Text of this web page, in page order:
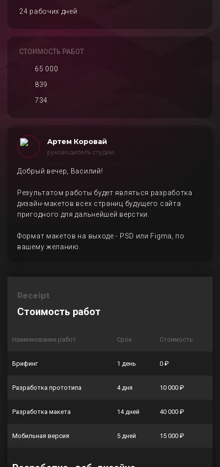
24 рабочих дней
СТОИМОСТЬ РАБОТ
65 000
839
734
Артем Коровай
руководитель студии
Добрый вечер, Василий!
Результатом работы будет являться разработка
дизайн-макетов всех страниц будущего сайта
пригодного для дальнейшей верстки.
Формат макетов на выходе - PSD или Figma, по
вашему желанию.
Receipt
Стоимость работ
Наименование работ Срок Стоимость
Брифинг 1 день 0 ₽
Разработка прототипа 4 дня 10 000 ₽
Разработка макета 14 дней 40 000 ₽
Мобильная версия 5 дней 15 000 ₽